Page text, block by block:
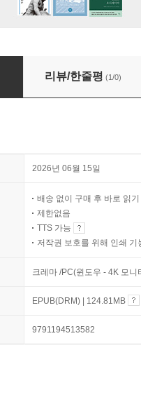
리뷰/한줄평 (1/0)
2026년 06월 15일
배송 없이 구매 후 바로 읽기
제한없음
TTS 가능
저작권 보호를 위해 인쇄 기
크레마 /PC(윈도우 - 4K 모
EPUB(DRM) | 124.81MB
9791194513582